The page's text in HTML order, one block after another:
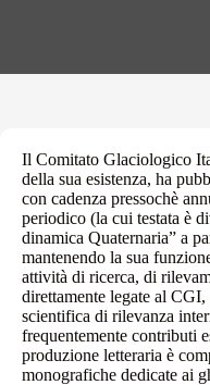
Il Comitato Glaciologico
della sua esistenza, ha
con cadenza pressochè
periodico (la cui testata è
dinamica Quaternaria” a
mantenendo la sua
attività di ricerca, di
direttamente legate al
scientifica di rilevanza
frequentemente contributi
produzione letteraria è
monografiche dedicate ai